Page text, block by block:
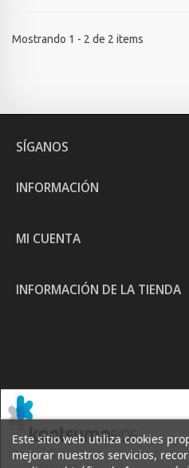
Mostrando 1 - 2 de 2 items
Este sitio web utiliza cookies
mejorar nuestros servicios,
SÍGANOS
INFORMACIÓN
MI CUENTA
INFORMACIÓN DE LA TIENDA